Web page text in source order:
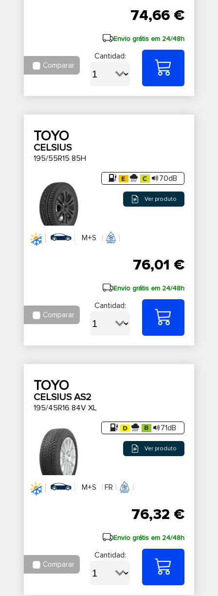
74,66 €
Envio grátis em 24/48h
Comparar
Cantidad:
TOYO
CELSIUS
195/55R15 85H
70dB
Ver produto
M+S
76,01 €
Envio grátis em 24/48h
Comparar
Cantidad:
TOYO
CELSIUS AS2
195/45R16 84V XL
71dB
Ver produto
M+S FR
76,32 €
Envio grátis em 24/48h
Comparar
Cantidad: